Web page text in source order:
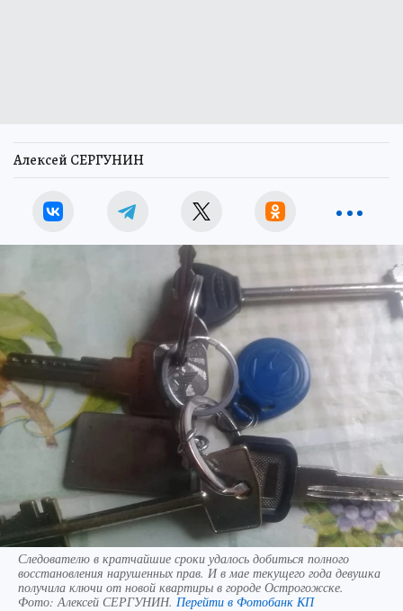
Алексей СЕРГУНИН
Следователю в кратчайшие сроки удалось добиться полного
восстановления нарушенных прав. И в мае текущего года девушка
получила ключи от новой квартиры в городе Острогожске.
Фото:Алексей СЕРГУНИН. Перейти в Фотобанк КП